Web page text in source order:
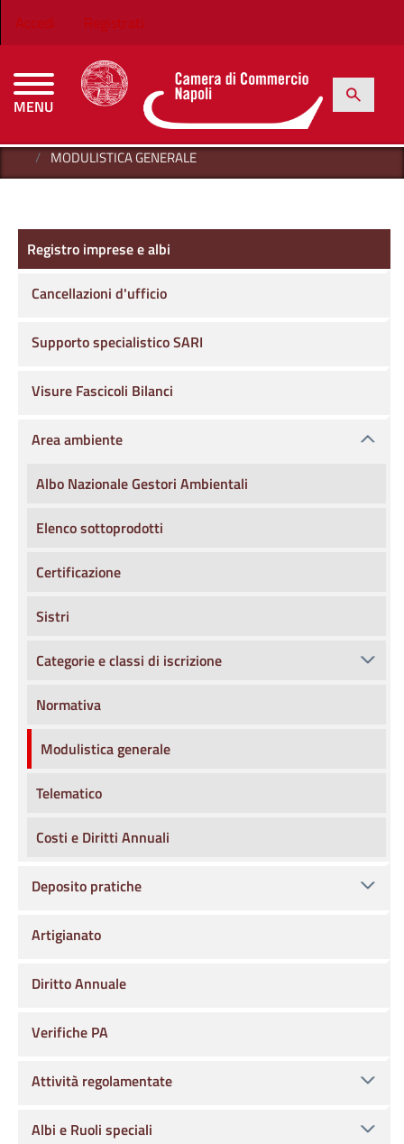
Menu profilo utente
Accedi Registrati
MENU
CAMERE DI COMMERCIO D'ITALIA
Cerca
h
MODULISTICA GENERALE
Registro imprese e albi
Registro imprese e albi
Cancellazioni d'ufficio
Supporto specialistico SARI
Visure Fascicoli Bilanci
Area ambiente
Albo Nazionale Gestori Ambientali
Elenco sottoprodotti
Certificazione
Sistri
Categorie e classi di iscrizione
Normativa
Modulistica generale
Telematico
Costi e Diritti Annuali
Deposito pratiche
Artigianato
Diritto Annuale
Verifiche PA
Attività regolamentate
Albi e Ruoli speciali